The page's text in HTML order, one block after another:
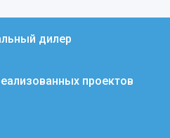
дилер
проектов